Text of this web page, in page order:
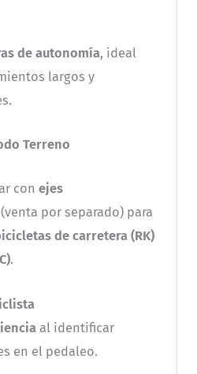
de autonomía, ideal
largos y
Terreno
con ejes
por separado) para
de carretera (RK)
.
al identificar
en el pedaleo.